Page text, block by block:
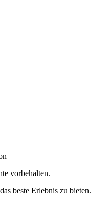
vorbehalten.
beste Erlebnis zu bieten.